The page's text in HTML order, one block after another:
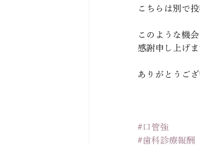
こちらは別で
このような機
感謝申し上げま
ありがとうござ
#口管強
#歯科診療報酬